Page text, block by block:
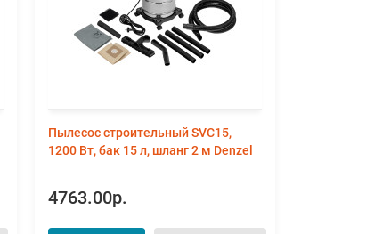
Пылесос строительный SVC15,
1200 Вт, бак 15 л, шланг 2 м Denzel
4763.00р.